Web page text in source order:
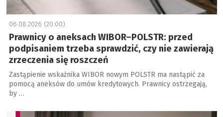
06.08.2026 (20:00)
Prawnicy o aneksach WIBOR–POLSTR: przed
podpisaniem trzeba sprawdzić, czy nie zawierają
zrzeczenia się roszczeń
Zastąpienie wskaźnika WIBOR nowym POLSTR ma nastąpić za
pomocą aneksów do umów kredytowych. Prawnicy ostrzegają,
by …